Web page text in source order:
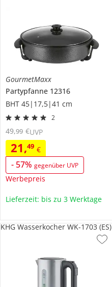
GourmetMaxx
Partypfanne 12316
BHT 45|17,5|41 cm
2
21,49 €
- 57% gegenüber UVP
Werbepreis
49,99 €UVP
Lieferzeit: bis zu 3 Werktage
KHG Wasserkocher WK-1703 (ES)